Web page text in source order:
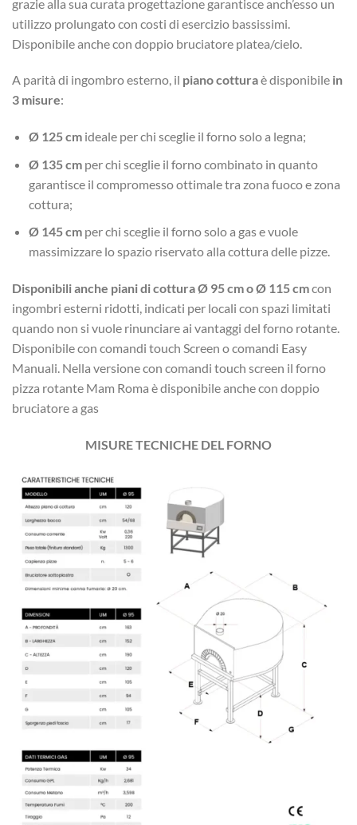
grazie alla sua curata progettazione garantisce anch’esso un
utilizzo prolungato con costi di esercizio bassissimi.
Disponibile anche con doppio bruciatore platea/cielo.
A parità di ingombro esterno, il piano cotturaè disponibile in
3 misure:
Ø 125 cmideale per chi sceglie il forno solo a legna;
Ø 135 cmper chi sceglie il forno combinato in quanto
garantisce il compromesso ottimale tra zona fuoco e zona
cottura;
Ø 145 cmper chi sceglie il forno solo a gas e vuole
massimizzare lo spazio riservato alla cottura delle pizze.
Disponibili anche piani di cottura Ø 95 cm o Ø 115 cmcon
ingombri esterni ridotti, indicati per locali con spazi limitati
quando non si vuole rinunciare ai vantaggi del forno rotante.
Disponibile con comandi touch Screen o comandi Easy
Manuali. Nella versione con comandi touch screen il forno
pizza rotante Mam Roma è disponibile anche con doppio
bruciatore a gas
MISURE TECNICHE DEL FORNO